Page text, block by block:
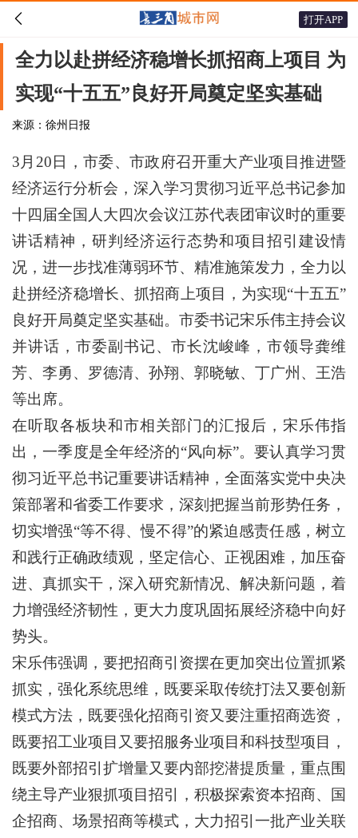
 打开APP
全力以赴拼经济稳增长抓招商上项目 为
实现“十五五”良好开局奠定坚实基础
来源：徐州日报
3月20日，市委、市政府召开重大产业项目推进暨
经济运行分析会，深入学习贯彻习近平总书记参加
十四届全国人大四次会议江苏代表团审议时的重要
讲话精神，研判经济运行态势和项目招引建设情
况，进一步找准薄弱环节、精准施策发力，全力以
赴拼经济稳增长、抓招商上项目，为实现“十五五”
良好开局奠定坚实基础。市委书记宋乐伟主持会议
并讲话，市委副书记、市长沈峻峰，市领导龚维
芳、李勇、罗德清、孙翔、郭晓敏、丁广州、王浩
等出席。
在听取各板块和市相关部门的汇报后，宋乐伟指
出，一季度是全年经济的“风向标”。要认真学习贯
彻习近平总书记重要讲话精神，全面落实党中央决
策部署和省委工作要求，深刻把握当前形势任务，
切实增强“等不得、慢不得”的紧迫感责任感，树立
和践行正确政绩观，坚定信心、正视困难，加压奋
进、真抓实干，深入研究新情况、解决新问题，着
力增强经济韧性，更大力度巩固拓展经济稳中向好
势头。
宋乐伟强调，要把招商引资摆在更加突出位置抓紧
抓实，强化系统思维，既要采取传统打法又要创新
模式方法，既要强化招商引资又要注重招商选资，
既要招工业项目又要招服务业项目和科技型项目，
既要外部招引扩增量又要内部挖潜提质量，重点围
绕主导产业狠抓项目招引，积极探索资本招商、国
企招商、场景招商等模式，大力招引一批产业关联